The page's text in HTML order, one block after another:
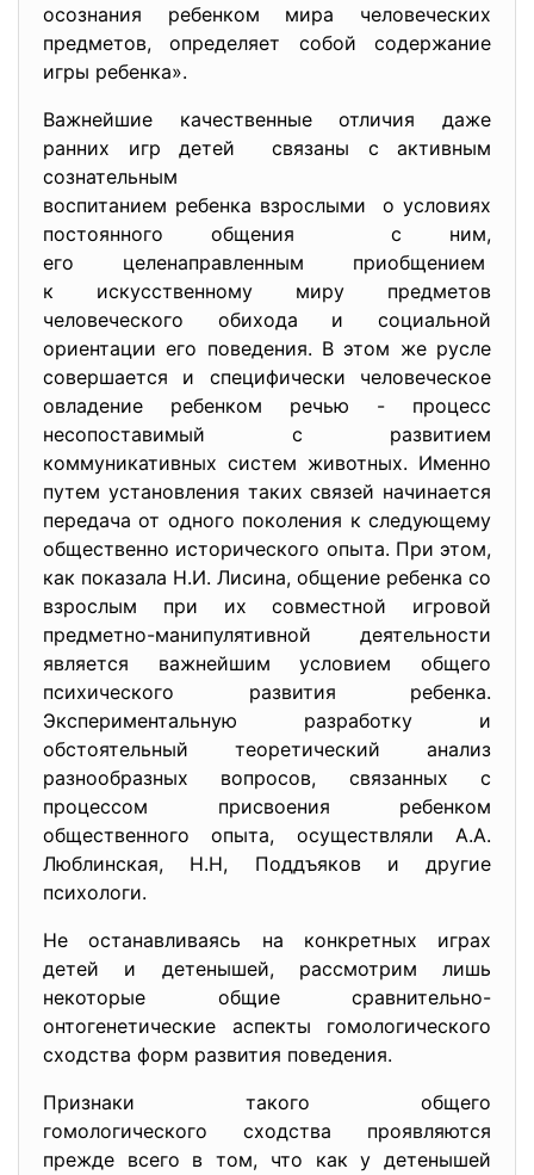
осознания ребенком мира человеческих
предметов, определяет собой содержание
игры ребенка».
Важнейшие качественные отличия даже
ранних игр детей связаны с активным
сознательным
воспитанием ребенка взрослыми о условиях
постоянного общения с ним,
его целенаправленным приобщением
к искусственному миру предметов
человеческого обихода и социальной
ориентации его поведения. В этом же русле
совершается и специфически человеческое
овладение ребенком речью - процесс
несопоставимый с развитием
коммуникативных систем животных. Именно
путем установления таких связей начинается
передача от одного поколения к следующему
общественно исторического опыта. При этом,
как показала Н.И. Лисина, общение ребенка со
взрослым при их совместной игровой
предметно-манипулятивной деятельности
является важнейшим условием общего
психического развития ребенка.
Экспериментальную разработку и
обстоятельный теоретический анализ
разнообразных вопросов, связанных с
процессом присвоения ребенком
общественного опыта, осуществляли А.А.
Люблинская, Н.Н, Поддъяков и другие
психологи.
Не останавливаясь на конкретных играх
детей и детенышей, рассмотрим лишь
некоторые общие сравнительно-
онтогенетические аспекты гомологического
сходства форм развития поведения.
Признаки такого общего
гомологического сходства проявляются
прежде всего в том, что как у детенышей